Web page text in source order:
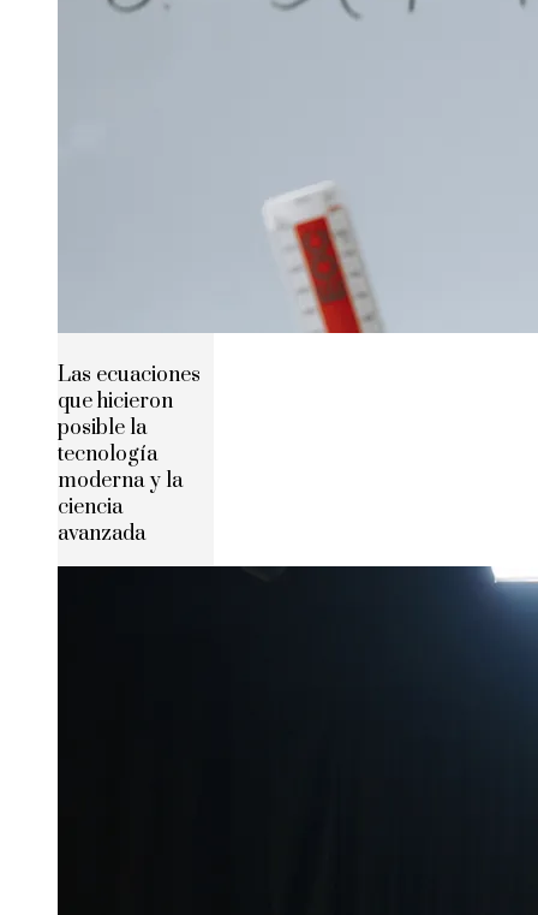
Las ecuaciones
que hicieron
posible la
tecnología
moderna y la
ciencia
avanzada